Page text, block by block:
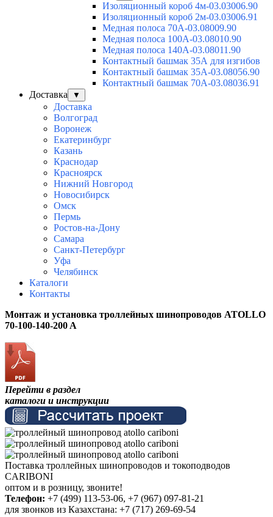
Изоляционный короб 4м-03.03006.90
Изоляционный короб 2м-03.03006.91
Медная полоса 70А-03.08009.90
Медная полоса 100А-03.08010.90
Медная полоса 140А-03.08011.90
Контактный башмак 35А для изгибов
Контактный башмак 35А-03.08056.90
Контактный башмак 70А-03.08036.91
Доставка
▼
Доставка
Волгоград
Воронеж
Екатеринбург
Казань
Краснодар
Красноярск
Нижний Новгород
Новосибирск
Омск
Пермь
Ростов-на-Дону
Самара
Санкт-Петербург
Уфа
Челябинск
Каталоги
Контакты
Монтаж и установка троллейных шинопроводов ATOLLO
70-100-140-200 A
Перейти в раздел
каталоги и инструкции
Поставка троллейных шинопроводов и токоподводов
CARIBONI
оптом и в розницу, звоните!
Телефон: +7 (499) 113-53-06, +7 (967) 097-81-21
для звонков из Казахстана: +7 (717) 269-69-54